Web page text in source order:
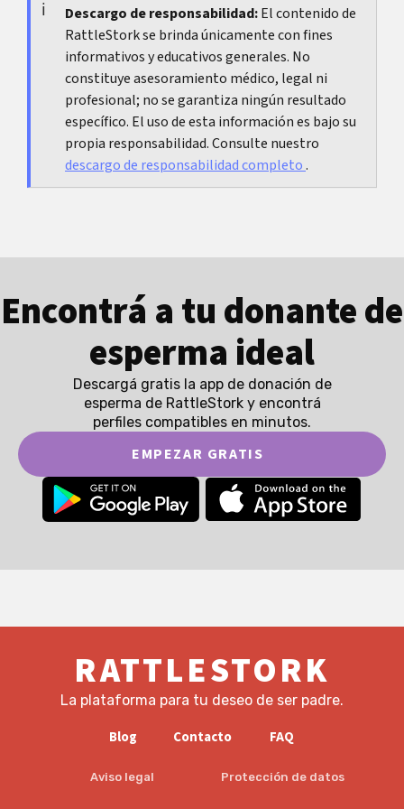
irritación o un patrón distinto en etapas
estresantes.
momento del ciclo, las relaciones, los productos
nuevos o los medicamentos. Esos datos hacen
que la evaluación sea más rápida y precisa.
Descargo de responsabilidad:El contenido de
RattleStork se brinda únicamente con fines
informativos y educativos generales. No
constituye asesoramiento médico, legal ni
profesional; no se garantiza ningún resultado
específico. El uso de esta información es bajo su
propia responsabilidad. Consulte nuestro
descargo de responsabilidad completo.
Encontrá a tu donante de
esperma ideal
Descargá gratis la app de donación de
esperma de RattleStork y encontrá
perfiles compatibles en minutos.
EMPEZAR GRATIS
RATTLESTORK
La plataforma para tu deseo de ser padre.
Blog Contacto FAQ
Aviso legal Protección de datos